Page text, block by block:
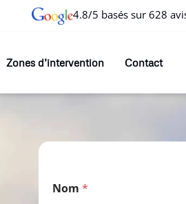
4.8/5 basés sur 628
Zones d’intervention Contact
Nom *